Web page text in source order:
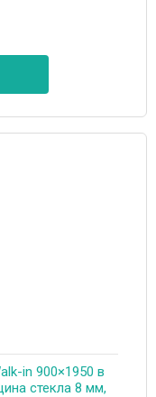
in 900×1950 в
стекла 8 мм,